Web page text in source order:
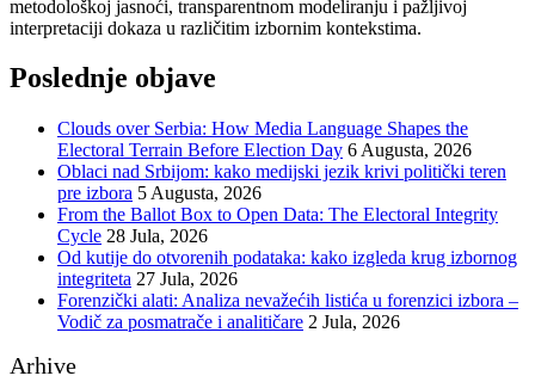
metodološkoj jasnoći, transparentnom modeliranju i pažljivoj
interpretaciji dokaza u različitim izbornim kontekstima.
Poslednje objave
Clouds over Serbia: How Media Language Shapes the
Electoral Terrain Before Election Day 6 Augusta, 2026
Oblaci nad Srbijom: kako medijski jezik krivi politički teren
pre izbora 5 Augusta, 2026
From the Ballot Box to Open Data: The Electoral Integrity
Cycle 28 Jula, 2026
Od kutije do otvorenih podataka: kako izgleda krug izbornog
integriteta 27 Jula, 2026
Forenzički alati: Analiza nevažećih listića u forenzici izbora –
Vodič za posmatrače i analitičare 2 Jula, 2026
Arhive